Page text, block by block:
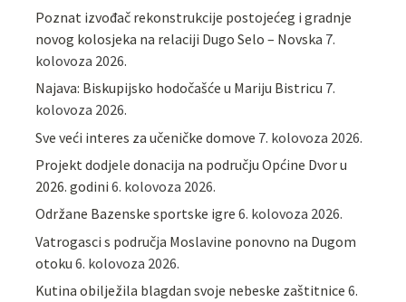
Poznat izvođač rekonstrukcije postojećeg i gradnje
novog kolosjeka na relaciji Dugo Selo – Novska 7.
kolovoza 2026.
Najava: Biskupijsko hodočašće u Mariju Bistricu 7.
kolovoza 2026.
Sve veći interes za učeničke domove 7. kolovoza 2026.
Projekt dodjele donacija na području Općine Dvor u
2026. godini 6. kolovoza 2026.
Održane Bazenske sportske igre 6. kolovoza 2026.
Vatrogasci s područja Moslavine ponovno na Dugom
otoku 6. kolovoza 2026.
Kutina obilježila blagdan svoje nebeske zaštitnice 6.